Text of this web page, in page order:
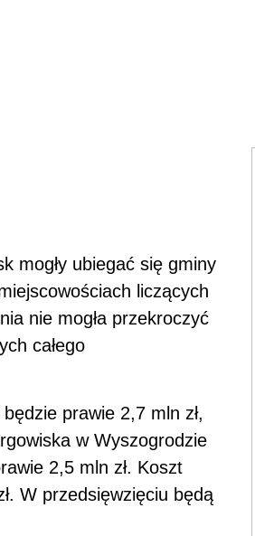
mogły ubiegać się gminy
liczących
nie mogła przekroczyć
całego
prawie 2,7 mln zł,
w Wyszogrodzie
2,5 mln zł. Koszt
W przedsięwzięciu będą